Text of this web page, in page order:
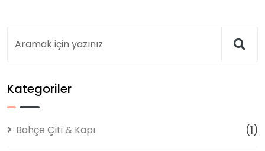
Kategoriler
Bahçe Çiti & Kapı (1)